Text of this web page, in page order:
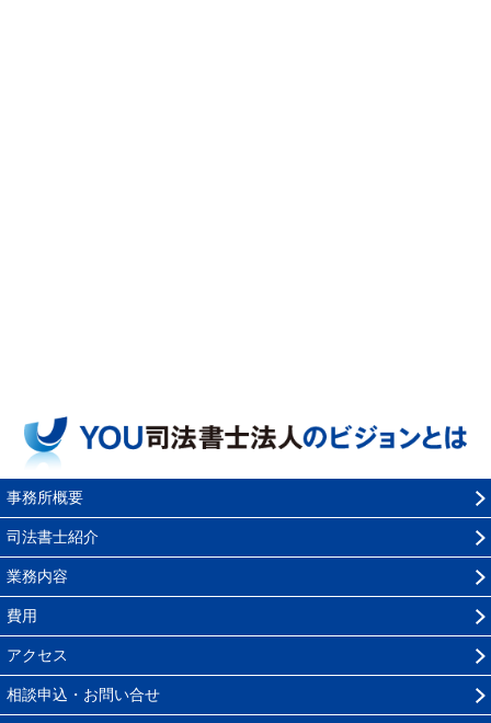
事務所概要
司法書士紹介
業務内容
費用
アクセス
相談申込・お問い合せ